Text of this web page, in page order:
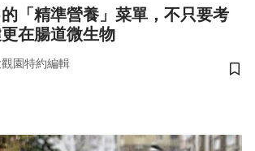
「精準營養」菜單，不只要考
在腸道微生物
園特約編輯
儲